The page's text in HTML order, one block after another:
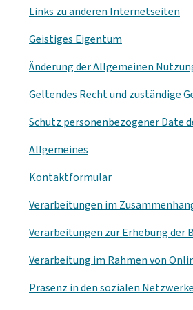
Links zu anderen Internetseiten
Geistiges Eigentum
Änderung der Allgemeinen
Geltendes Recht und zuständige
Schutz personenbezogener Date
Allgemeines
Kontaktformular
Verarbeitungen im
Verarbeitungen zur Erhebung der
Verarbeitung im Rahmen von
Präsenz in den sozialen